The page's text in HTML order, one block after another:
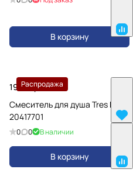
В корзину
Распродажа
1965 грн.
Смеситель для душа Tres Flat
20417701
0 0 В наличии
В корзину